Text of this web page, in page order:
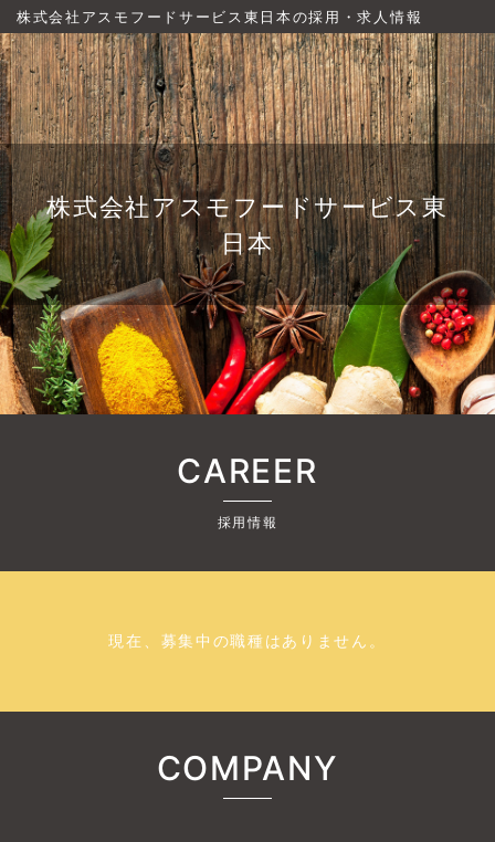
株式会社アスモフードサービス東日本の採用・求人情報
株式会社アスモフードサービス東
日本
CAREER
採用情報
現在、募集中の職種はありません。
COMPANY